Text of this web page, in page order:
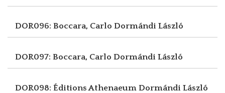
DOR096: Boccara, Carlo Dormándi László
DOR097: Boccara, Carlo Dormándi László
DOR098: Éditions Athenaeum Dormándi László